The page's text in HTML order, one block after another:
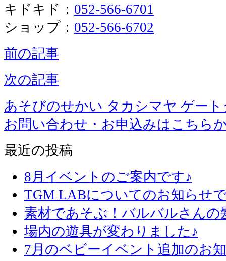
キドキド： 052-566-6701
ショップ： 052-566-6702
前の記事
次の記事
あそびのせかい タカシマヤ ゲー
お問い合わせ・お申込みはこちら
最近の投稿
8月イベントのご案内です♪
TGM LABについてのお知らせ
素材であそぶ！バルバルさん
場内の遊具が変わりました♪
7月のベビーイベント追加のお